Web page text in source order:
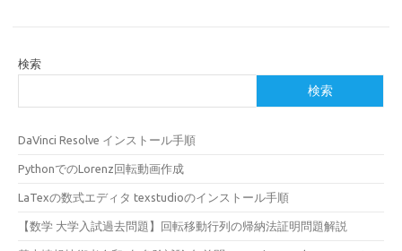
検索
検索
DaVinci Resolve インストール手順
PythonでのLorenz回転動画作成
LaTexの数式エディタ texstudioのインストール手順
【数学 大学入試過去問題】回転移動行列の帰納法証明問題解説